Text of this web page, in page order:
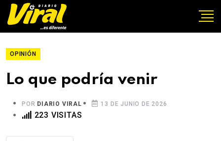
OPINIÓN
Lo que podría venir
POR DIARIO VIRAL 13 DE JUNIO DE 2026
223 VISITAS